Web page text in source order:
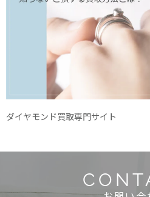
ダイヤモンド買取専門サイト